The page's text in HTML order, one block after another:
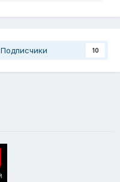
Подписчики 10